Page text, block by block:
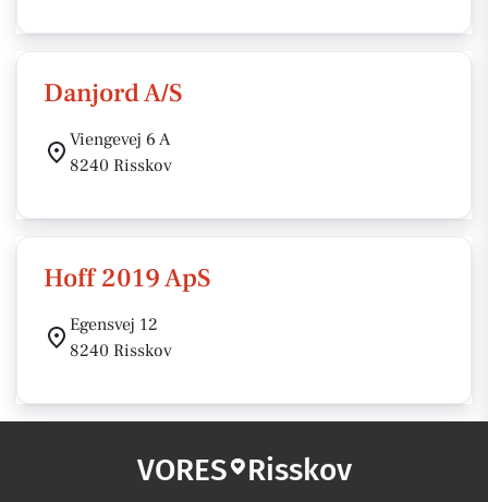
Danjord A/S
Viengevej 6 A
8240 Risskov
Hoff 2019 ApS
Egensvej 12
8240 Risskov
VORES Risskov